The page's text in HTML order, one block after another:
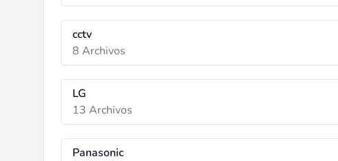
cctv
8 Archivos
LG
13 Archivos
Panasonic